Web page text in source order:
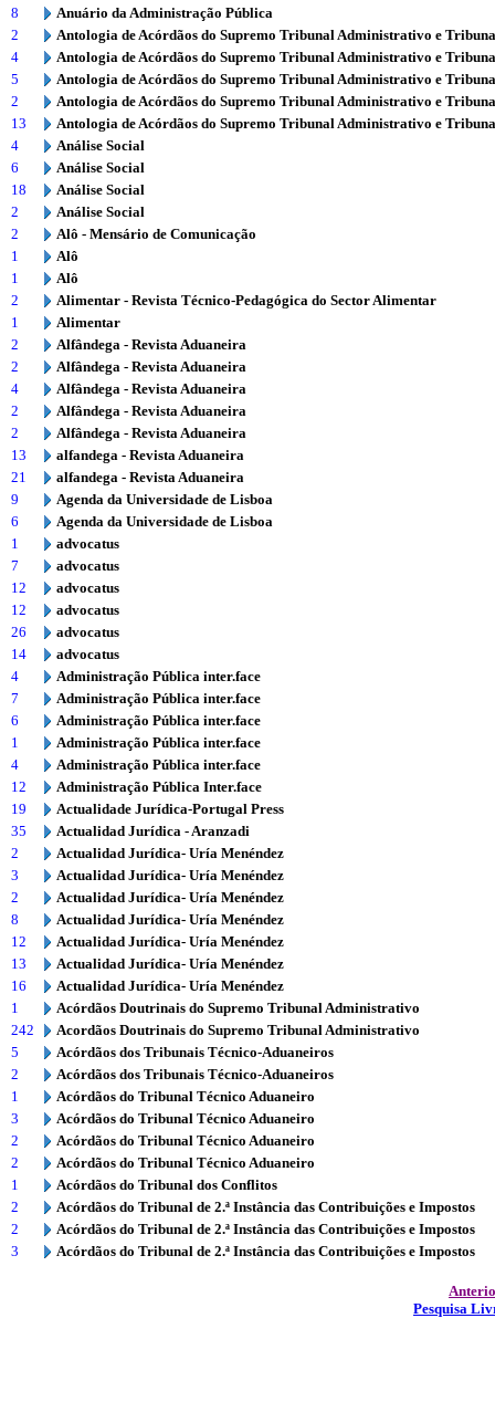
8
Anuário da Administração Pública
2
Antologia de Acórdãos do Supremo Tribunal Administrativo e
4
Antologia de Acórdãos do Supremo Tribunal Administrativo e
5
Antologia de Acórdãos do Supremo Tribunal Administrativo e
2
Antologia de Acórdãos do Supremo Tribunal Administrativo e
13
Antologia de Acórdãos do Supremo Tribunal Administrativo e
4
Análise Social
6
Análise Social
18
Análise Social
2
Análise Social
2
Alô - Mensário de Comunicação
1
Alô
1
Alô
2
Alimentar - Revista Técnico-Pedagógica do Sector Alimentar
1
Alimentar
2
Alfândega - Revista Aduaneira
2
Alfândega - Revista Aduaneira
4
Alfândega - Revista Aduaneira
2
Alfândega - Revista Aduaneira
2
Alfândega - Revista Aduaneira
13
alfandega - Revista Aduaneira
21
alfandega - Revista Aduaneira
9
Agenda da Universidade de Lisboa
6
Agenda da Universidade de Lisboa
1
advocatus
7
advocatus
12
advocatus
12
advocatus
26
advocatus
14
advocatus
4
Administração Pública inter.face
7
Administração Pública inter.face
6
Administração Pública inter.face
1
Administração Pública inter.face
4
Administração Pública inter.face
12
Administração Pública Inter.face
19
Actualidade Jurídica-Portugal Press
35
Actualidad Jurídica - Aranzadi
2
Actualidad Jurídica- Uría Menéndez
3
Actualidad Jurídica- Uría Menéndez
2
Actualidad Jurídica- Uría Menéndez
8
Actualidad Jurídica- Uría Menéndez
12
Actualidad Jurídica- Uría Menéndez
13
Actualidad Jurídica- Uría Menéndez
16
Actualidad Jurídica- Uría Menéndez
1
Acórdãos Doutrinais do Supremo Tribunal Administrativo
242
Acordãos Doutrinais do Supremo Tribunal Administrativo
5
Acórdãos dos Tribunais Técnico-Aduaneiros
2
Acórdãos dos Tribunais Técnico-Aduaneiros
1
Acórdãos do Tribunal Técnico Aduaneiro
3
Acórdãos do Tribunal Técnico Aduaneiro
2
Acórdãos do Tribunal Técnico Aduaneiro
2
Acórdãos do Tribunal Técnico Aduaneiro
1
Acórdãos do Tribunal dos Conflitos
2
Acórdãos do Tribunal de 2.ª Instância das Contribuições e Impostos
2
Acórdãos do Tribunal de 2.ª Instância das Contribuições e Impostos
3
Acórdãos do Tribunal de 2.ª Instância das Contribuições e Impostos
Pesquisa